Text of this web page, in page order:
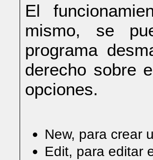
El
mismo, se
programa
derecho sobre
opciones.
New, para crear
Edit, para editar